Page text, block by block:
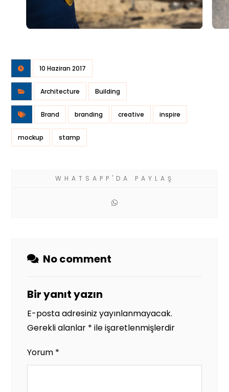
10 Haziran 2017
Architecture Building
Brand branding creative inspire
mockup stamp
No comment
Bir yanıt yazın
E-posta adresiniz yayınlanmayacak.
Gerekli alanlar * ile işaretlenmişlerdir
Yorum *